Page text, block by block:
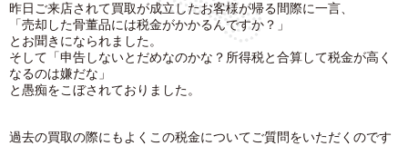
昨日ご来店されて買取が成立したお客様が帰る間際に一言、
「売却した骨董品には税金がかかるんですか？」
とお聞きになられました。
そして「申告しないとだめなのかな？所得税と合算して税金が高く
なるのは嫌だな」
と愚痴をこぼされておりました。
過去の買取の際にもよくこの税金についてご質問をいただくのです